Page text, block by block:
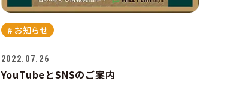
# お知らせ
2022.07.26
YouTubeとSNSのご案内